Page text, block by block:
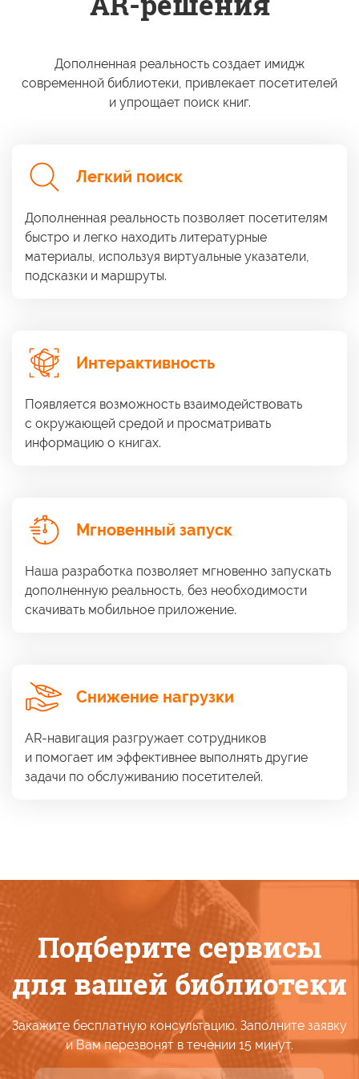
Дополненная реальность создает имидж
современной библиотеки, привлекает посетителей
и упрощаетпоиск книг.
Легкий поиск
Дополненная реальность позволяет посетителям
быстро и легко находить литературные
материалы, используя виртуальные указатели,
подсказки и маршруты.
Интерактивность
Появляется возможность взаимодействовать
с окружающей средой и просматривать
информацию о книгах.
Мгновенный запуск
Наша разработка позволяет мгновенно запускать
дополненную реальность, без необходимости
скачивать мобильное приложение.
Снижение нагрузки
AR-навигация разгружает сотрудников
и помогает им эффективнее выполнять другие
задачи по обслуживанию посетителей.
Подберите сервисы
для вашей библиотеки
Закажите бесплатную консультацию. Заполните заявку
и Вамперезвонят в течении 15 минут.